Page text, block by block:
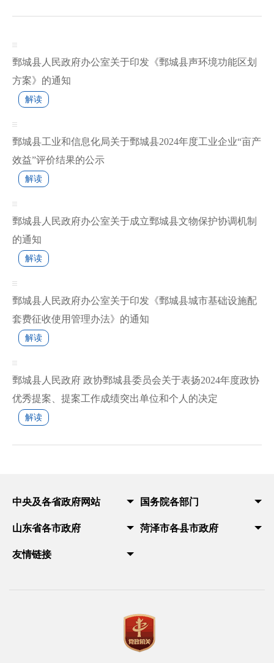
鄄城县人民政府办公室关于印发《鄄城县声环境功能区划
方案》的通知
解读
鄄城县工业和信息化局关于鄄城县2024年度工业企业“亩产
效益”评价结果的公示
解读
鄄城县人民政府办公室关于成立鄄城县文物保护协调机制
的通知
解读
鄄城县人民政府办公室关于印发《鄄城县城市基础设施配
套费征收使用管理办法》的通知
解读
鄄城县人民政府 政协鄄城县委员会关于表扬2024年度政协
优秀提案、提案工作成绩突出单位和个人的决定
解读
中央及各省政府网站 国务院各部门
山东省各市政府 菏泽市各县市政府
友情链接